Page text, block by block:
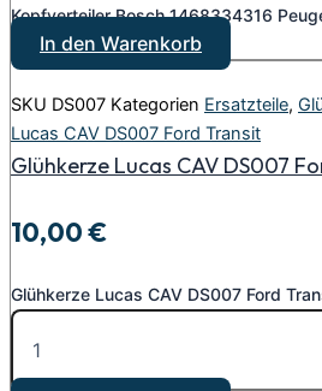
Kopfverteiler Bosch 1468334316
In den Warenkorb
SKU DS007 Kategorien Ersatzteile,
Lucas CAV DS007 Ford Transit
Glühkerze Lucas CAV DS007
10,00€
Glühkerze Lucas CAV DS007 Ford